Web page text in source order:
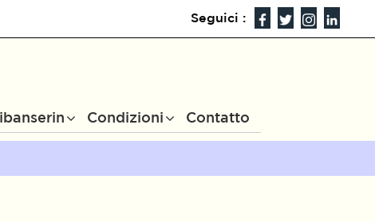
Seguici :
Condizioni Contatto